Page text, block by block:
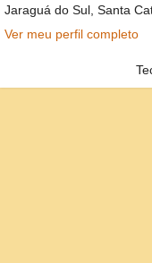
Jaraguá do Sul, Santa
Ver meu perfil completo